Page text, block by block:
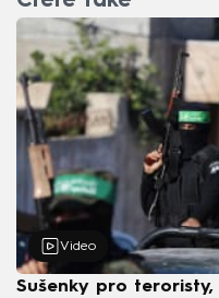
Video
Sušenky pro teroristy,